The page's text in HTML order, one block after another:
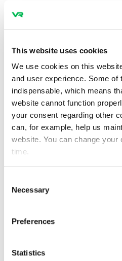
This website uses cookies
We use cookies on this
and user experience. Some of
indispensable, which means
website cannot function
your consent regarding other
can, for example, help us
website. You can change your
time.
Selection
Necessary
Preferences
Statistics
Helsingfors, Hyvinge,
Räddningstjänstens
Verksamheten
med regionala
Finland, säger
Hankala.
Under förhandlingarna
Kostnadsbesparingarna
uppskattades dock vara
till de ställen där det